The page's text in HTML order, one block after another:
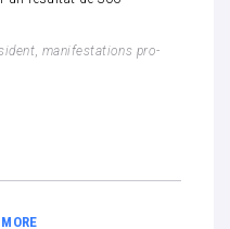
,manifestations pro-